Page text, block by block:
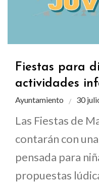
Fiestas para
actividades
Ayuntamiento 30
Las Fiestas de
contarán con
pensada para
propuestas